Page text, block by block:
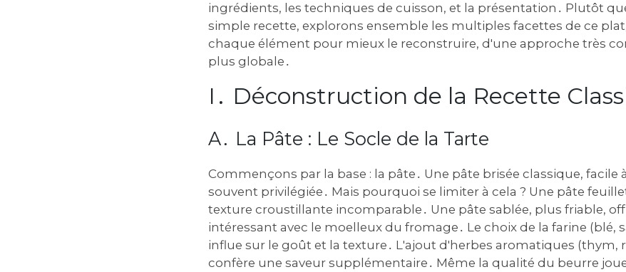
ingrédients‚ les techniques de cuisson‚ et la présentation․ Plutôt
simple recette‚ explorons ensemble les multiples facettes de ce
chaque élément pour mieux le reconstruire‚ d'une approche très
plus globale․
I․ Déconstruction de la Recette
A․ La Pâte : Le Socle de la Tarte
Commençons par la base : la pâte․ Une pâte brisée classique‚ facile
souvent privilégiée․ Mais pourquoi se limiter à cela ? Une pâte
texture croustillante incomparable․ Une pâte sablée‚ plus friable‚
intéressant avec le moelleux du fromage․ Le choix de la farine (blé‚
influe sur le goût et la texture․ L'ajout d'herbes aromatiques (thym‚
confère une saveur supplémentaire․ Même la qualité du beurre